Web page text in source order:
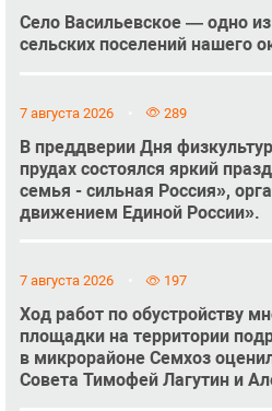
Село Васильевское — одно
сельских поселений нашего
7 августа 2026 289
В преддверии Дня
прудах состоялся яркий
семья - сильная Россия»,
движением Единой России».
7 августа 2026 197
Ход работ по обустройству
площадки на территории
в микрорайоне Семхоз
Совета Тимофей Лагутин и